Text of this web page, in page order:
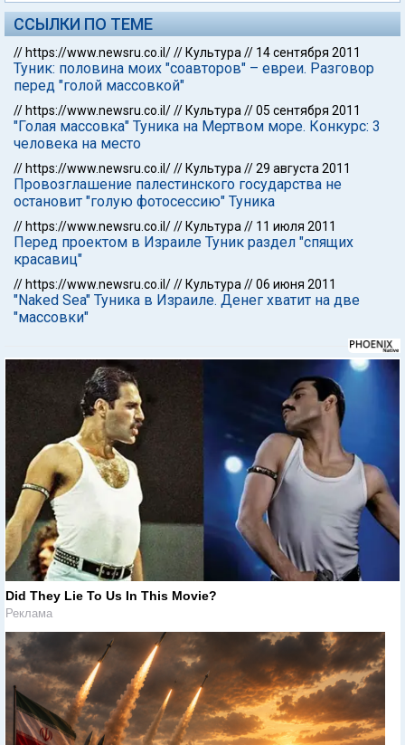
ССЫЛКИ ПО ТЕМЕ
// https://www.newsru.co.il/// Культура // 14 сентября 2011
Туник: половина моих "соавторов" – евреи. Разговор
перед "голой массовкой"
// https://www.newsru.co.il/// Культура //05 сентября 2011
"Голая массовка" Туника на Мертвом море. Конкурс: 3
человека на место
// https://www.newsru.co.il/// Культура //29 августа 2011
Провозглашение палестинского государства не
остановит "голую фотосессию" Туника
// https://www.newsru.co.il/// Культура // 11 июля 2011
Перед проектом в Израиле Туник раздел "спящих
красавиц"
// https://www.newsru.co.il/// Культура //06 июня 2011
"Naked Sea" Туника в Израиле. Денег хватит на две
"массовки"
Did They Lie To Us In This Movie?
Реклама